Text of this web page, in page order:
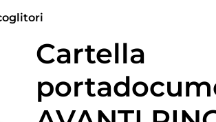
Cartella